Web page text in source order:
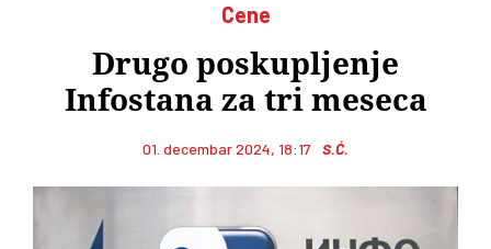
Cene
Drugo poskupljenje
Infostana za tri meseca
01. decembar 2024, 18:17 S.Ć.